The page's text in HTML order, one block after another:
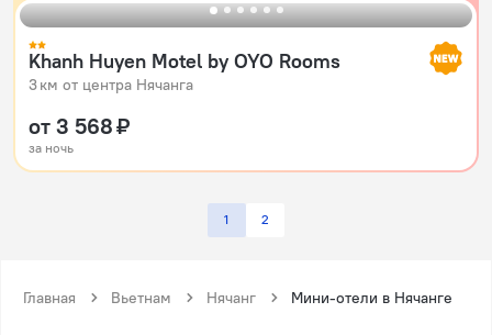
Khanh Huyen Motel by OYO Rooms
3 км от центра Нячанга
от 3 568 ₽
за ночь
1 2
Главная Вьетнам Нячанг Мини-отели в Нячанге